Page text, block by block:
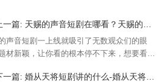
一篇: 天赐的声音短剧在哪看？天赐的声音短剧剧情介绍
声音短剧一上线就吸引了无数观众们的眼
材新颖，让你看的根本停不下来，想要看更
篇: 婚从天将短剧讲的什么-婚从天将短剧剧情介绍